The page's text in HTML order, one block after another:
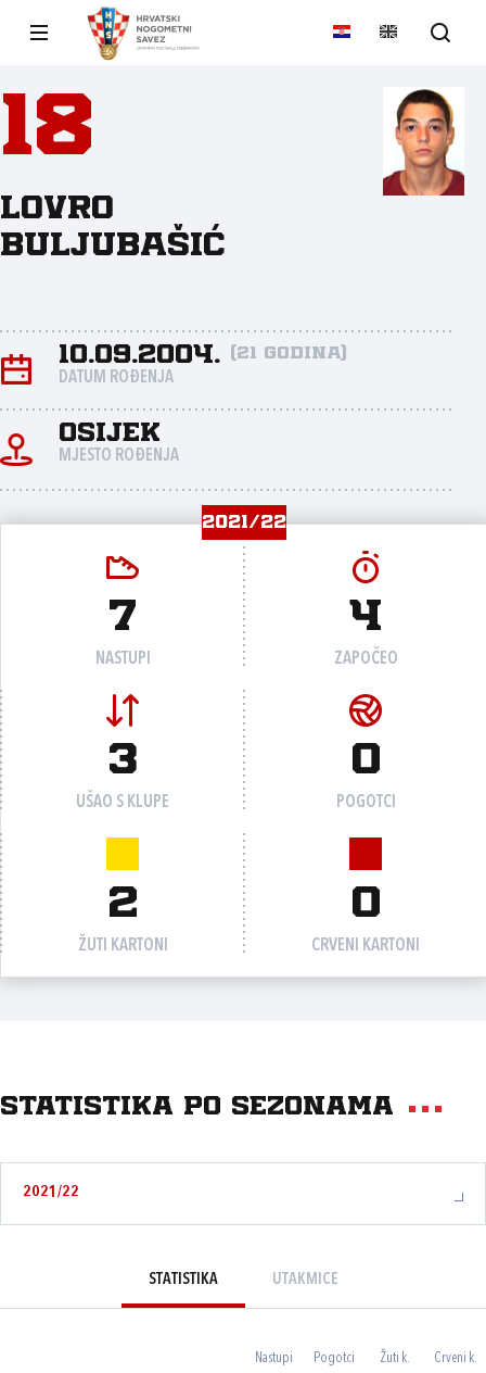
18
Lovro
Buljubašić
10.09.2004. (21 godina)
DATUM ROĐENJA
Osijek
MJESTO ROĐENJA
2021/22
7
NASTUPI
4
ZAPOČEO
3
UŠAO S KLUPE
0
POGOTCI
2
ŽUTI KARTONI
0
CRVENI KARTONI
Statistika po sezonama
2021/22
STATISTIKA UTAKMICE
Nastupi Pogotci Žuti k. Crveni k.